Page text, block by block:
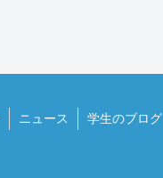
ニュース 学生のブログ